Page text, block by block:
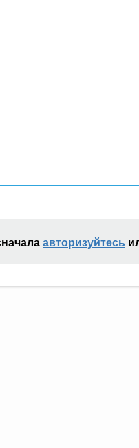
авторизуйтесь